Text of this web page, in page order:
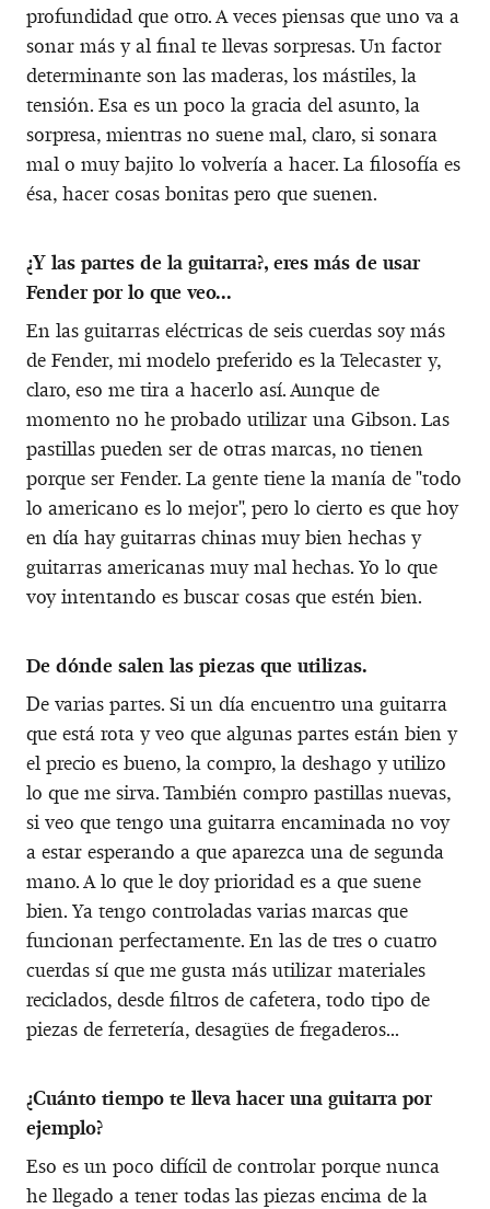
profundidad que otro. A veces piensas que uno va a
sonar más y al final te llevas sorpresas. Un factor
determinante son las maderas, los mástiles, la
tensión. Esa es un poco la gracia del asunto, la
sorpresa, mientras no suene mal, claro, si sonara
mal o muy bajito lo volvería a hacer. La filosofía es
ésa, hacer cosas bonitas pero que suenen.
¿Y las partes de la guitarra?, eres más de usar
Fender por lo que veo...
En las guitarras eléctricas de seis cuerdas soy más
de Fender, mi modelo preferido es la Telecaster y,
claro, eso me tira a hacerlo así. Aunque de
momento no he probado utilizar una Gibson. Las
pastillas pueden ser de otras marcas, no tienen
porque ser Fender. La gente tiene la manía de "todo
lo americano es lo mejor", pero lo cierto es que hoy
en día hay guitarras chinas muy bien hechas y
guitarras americanas muy mal hechas. Yo lo que
voy intentando es buscar cosas que estén bien.
De dónde salen las piezas que utilizas.
De varias partes. Si un día encuentro una guitarra
que está rota y veo que algunas partes están bien y
el precio es bueno, la compro, la deshago y utilizo
lo que me sirva. También compro pastillas nuevas,
si veo que tengo una guitarra encaminada no voy
a estar esperando a que aparezca una de segunda
mano. A lo que le doy prioridad es a que suene
bien. Ya tengo controladas varias marcas que
funcionan perfectamente. En las de tres o cuatro
cuerdas sí que me gusta más utilizar materiales
reciclados, desde filtros de cafetera, todo tipo de
piezas de ferretería, desagües de fregaderos...
¿Cuánto tiempo te lleva hacer una guitarra por
ejemplo?
Eso es un poco difícil de controlar porque nunca
he llegado a tener todas las piezas encima de la